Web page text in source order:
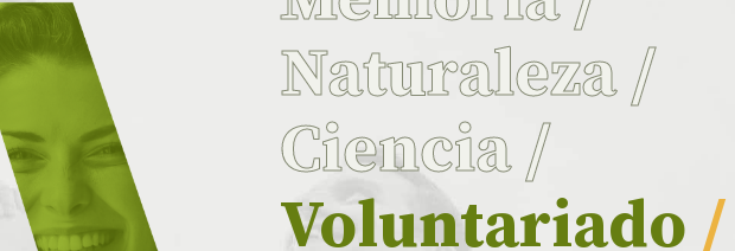
Naturaleza/
Ciencia/
Voluntariado /